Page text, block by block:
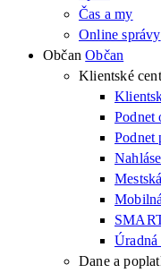
Čas a my
Online správy
Občan Občan
Klientské
Podnet
Podnet
Dane a